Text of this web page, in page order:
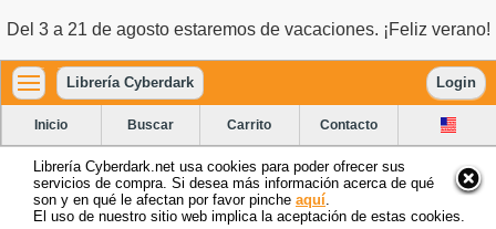
Del 3 a 21 de agosto estaremos de vacaciones. ¡Feliz verano!
Librería Cyberdark Login
Inicio Buscar Carrito Contacto
Librería Cyberdark.net usa cookies para poder ofrecer sus
servicios de compra. Si desea más información acerca de qué
son y en qué le afectan por favor pinche aquí
El uso de nuestro sitio web implica la aceptación de estas cookies.